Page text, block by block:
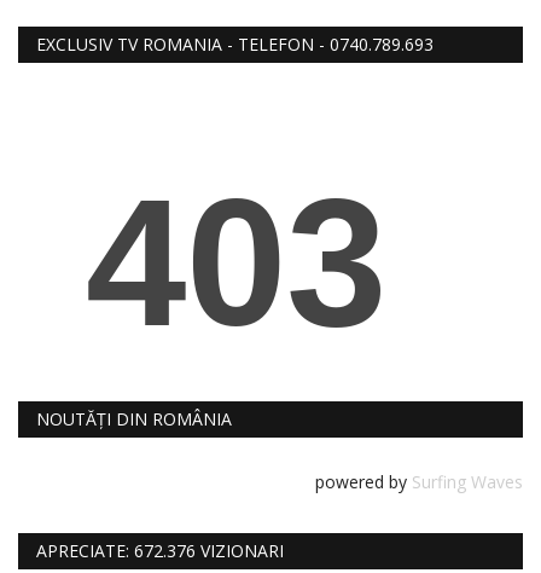
RELIGIE
EXCLUSIV TV ROMANIA - TELEFON - 0740.789.693
NOUTĂȚI DIN ROMÂNIA
powered by Surfing Waves
APRECIATE: 672.376 VIZIONARI